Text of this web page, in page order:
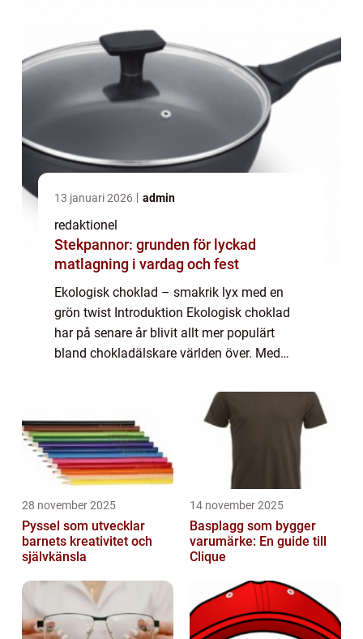
13 januari 2026 admin
redaktionel
Stekpannor: grunden för lyckad
matlagning i vardag och fest
Ekologisk choklad – smakrik lyx med en
grön twist Introduktion Ekologisk choklad
har på senare år blivit allt mer populärt
bland chokladälskare världen över. Med
hälsa har ekologisk choklad kommit att
28 november 2025
Pyssel som utvecklar
barnets kreativitet och
självkänsla
14 november 2025
Basplagg som bygger
varumärke: En guide till
Clique